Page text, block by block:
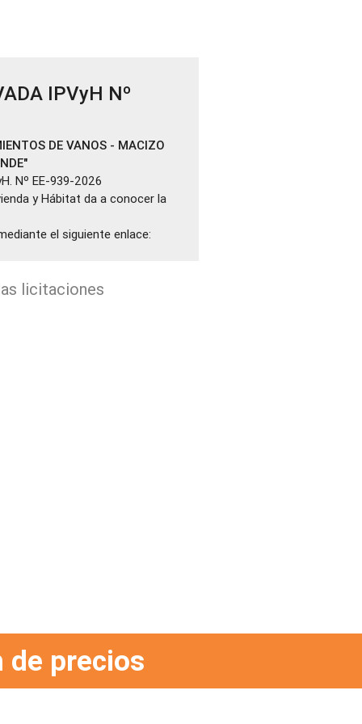
IPVyH Nº
DE VANOS - MACIZO
Nº EE-939-2026
y Hábitat da a conocer la
el siguiente enlace:
licitaciones
de precios